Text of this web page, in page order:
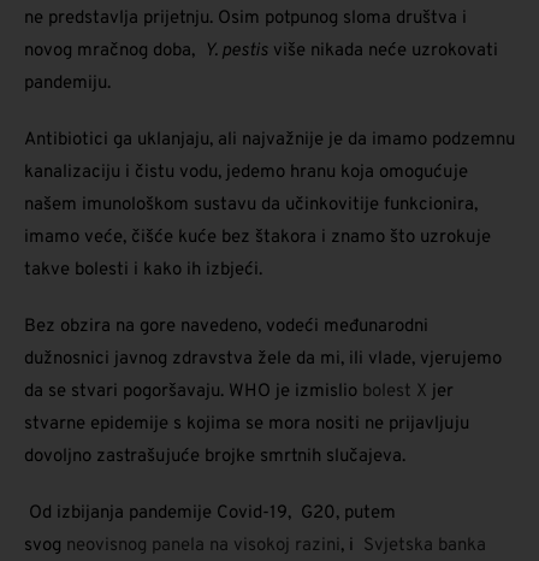
ne predstavlja prijetnju. Osim potpunog sloma društva i
novog mračnog doba, Y. pestis više nikada neće uzrokovati
pandemiju.
Antibiotici ga uklanjaju, ali najvažnije je da imamo podzemnu
kanalizaciju i čistu vodu, jedemo hranu koja omogućuje
našem imunološkom sustavu da učinkovitije funkcionira,
imamo veće, čišće kuće bez štakora i znamo što uzrokuje
takve bolesti i kako ih izbjeći.
Bez obzira na gore navedeno, vodeći međunarodni
dužnosnici javnog zdravstva žele da mi, ili vlade, vjerujemo
da se stvari pogoršavaju. WHO je izmislio bolest X jer
stvarne epidemije s kojima se mora nositi ne prijavljuju
dovoljno zastrašujuće brojke smrtnih slučajeva.
Od izbijanja pandemije Covid-19, G20, putem
svog neovisnog panela na visokoj razini, i Svjetska banka